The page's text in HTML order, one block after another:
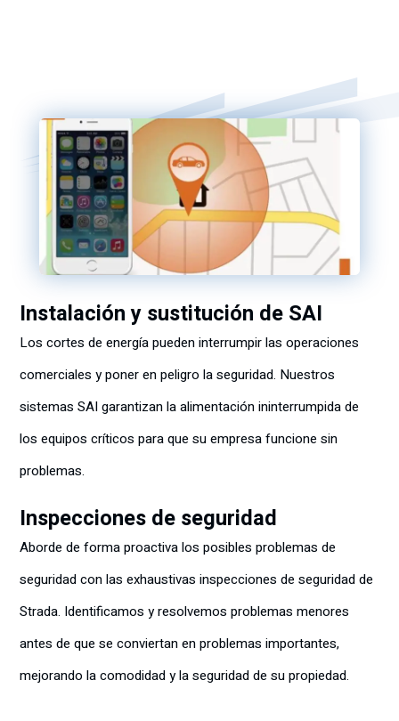
Instalación y sustitución de SAI
Los cortes de energía pueden interrumpir las operaciones
comerciales y poner en peligro la seguridad. Nuestros
sistemas SAI garantizan la alimentación ininterrumpida de
los equipos críticos para que su empresa funcione sin
problemas.
Inspecciones de seguridad
Aborde de forma proactiva los posibles problemas de
seguridad con las exhaustivas inspecciones de seguridad de
Strada. Identificamos y resolvemos problemas menores
antes de que se conviertan en problemas importantes,
mejorando la comodidad y la seguridad de su propiedad.